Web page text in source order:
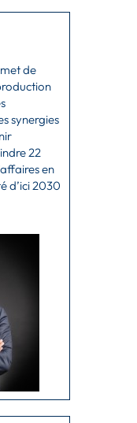
de
synergies
22
en
d’ici 2030